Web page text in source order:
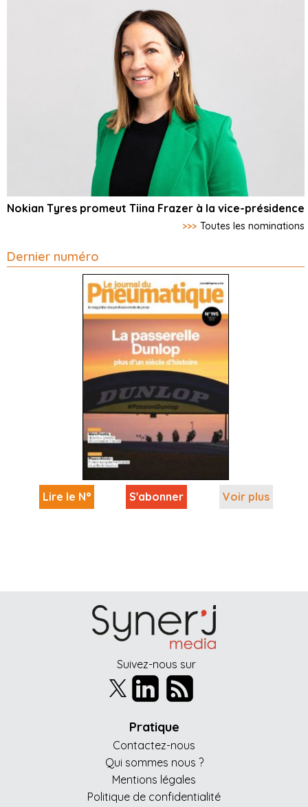
Nokian Tyres promeut Tiina Frazer à la vice-présidence
>>> Toutes les nominations
Dernier numéro
Lire le N° S'abonner Voir plus
Suivez-nous sur
Pratique
Contactez-nous
Qui sommes nous ?
Mentions légales
Politique de confidentialité